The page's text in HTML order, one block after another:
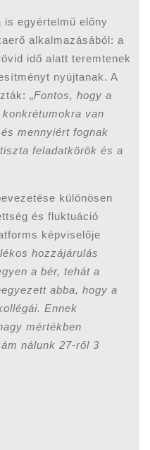
is egyértelmű előny
alkalmazásából: a
idő alatt teremtenek
nyújtanak. A
„Fontos, hogy a
van
mennyiért fognak
feladatkörök és a
különösen
és fluktuáció
képviselője
hozzájárulás
a bér, tehát a
abba, hogy a
Ennek
mértékben
nálunk 27-ről 3